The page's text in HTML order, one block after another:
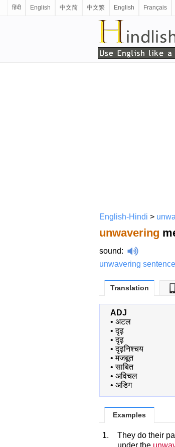
हिंदी English 中文简 中文繁 English Français
English-Hindi >
unwavering
sound:
unwavering
Translation
ADJ
• अटल
•दृढ़
•दृढ़
•दृढ़निश्चय
•मजबूत
•साबित
• अविचल
• अडिग
Examples
1.
They do their
under the